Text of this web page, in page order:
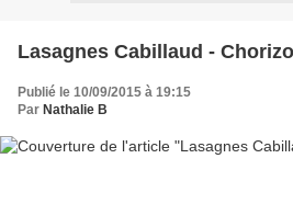
Lasagnes Cabillaud -
Publié le 10/09/2015 à 19:15
Par Nathalie B